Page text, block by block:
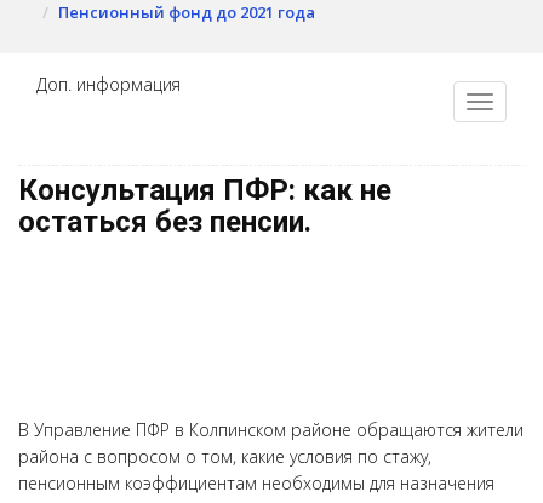
Пенсионный фонд до 2021 года
Доп. информация
Консультация ПФР: как не
остаться без пенсии.
В Управление ПФР в Колпинском районе обращаются жители
района с вопросом о том, какие условия по стажу,
пенсионным коэффициентам необходимы для назначения